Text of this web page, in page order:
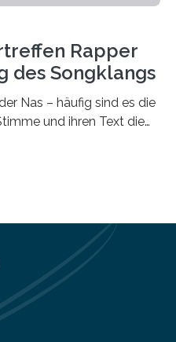
Rapper
des Songklangs
Nas – häufig sind es die
und ihren Text die
finden sich bislang
in einer im Journal of
veröffentlichten Studie
Produzenten sind. Um